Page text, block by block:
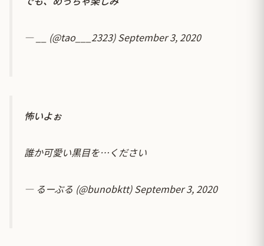
— __ (@tao___2323)September 3, 2020
怖いよぉ
誰か可愛い黒目を…ください
— るーぶる (@bunobktt)September 3, 2020